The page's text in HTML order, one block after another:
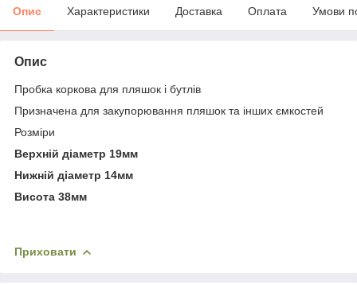
Опис Характеристики Доставка Оплата Умови
Опис
Пробка коркова для пляшок і бутлів
Призначена для закупорювання пляшок та інших ємкостей
Розміри
Верхній діаметр 19мм
Нижній діаметр 14мм
Висота 38мм
Приховати